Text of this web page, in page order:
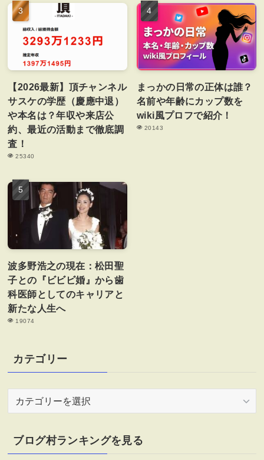
【2026最新】頂チャンネル
サスケの学歴（慶應中退）
や本名は？年収や来店公
約、最近の活動まで徹底調
査！
25340
まっかの日常の正体は誰？
名前や年齢にカップ数を
wiki風プロフで紹介！
20143
波多野浩之の現在：松田聖
子との『ビビビ婚』から歯
科医師としてのキャリアと
新たな人生へ
19074
カテゴリー
リ
ー
ブログ村ランキングを見る